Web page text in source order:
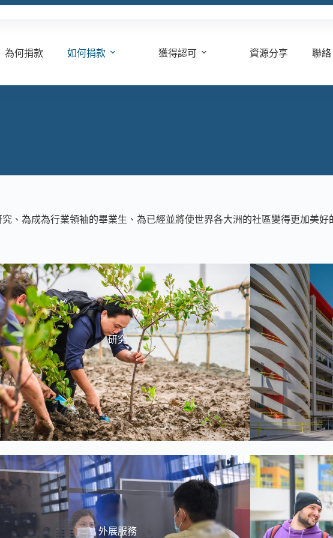
為何捐款 如何捐款 獲得認可 資源分享 聯絡
、為成為行業領袖的畢業生、為已經並將使世界各大洲的社區變得更加美好
研究
外展服務